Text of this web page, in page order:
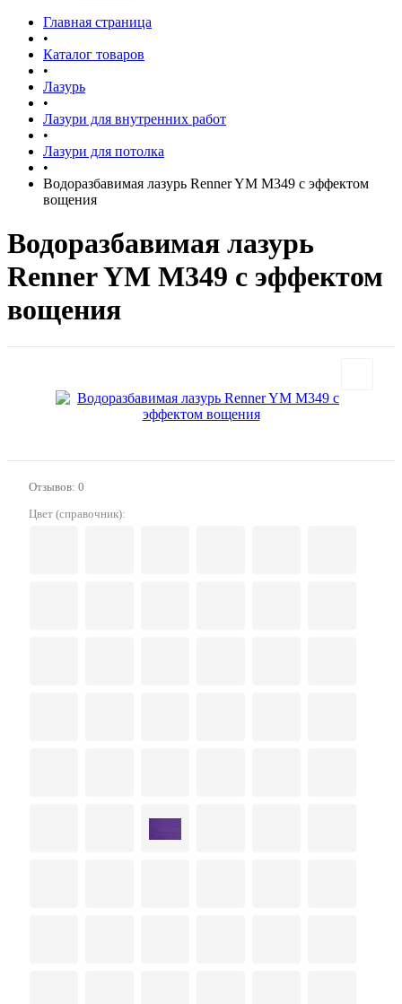
Главная страница
•
Каталог товаров
•
Лазурь
•
Лазури для внутренних работ
•
Лазури для потолка
•
Водоразбавимая лазурь Renner YM M349 с эффектом
вощения
Водоразбавимая лазурь
Renner YM M349 с эффектом
вощения
Отзывов: 0
Цвет (справочник):